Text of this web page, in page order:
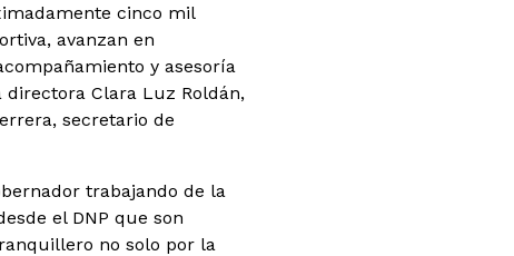
cinco mil
avanzan en
y asesoría
Clara Luz Roldán,
secretario de
trabajando de la
el DNP que son
no solo por la